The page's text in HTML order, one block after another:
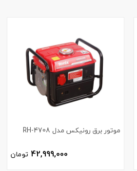
موتور برق رونیکس مدل RH-4708
42,999,000 تومان